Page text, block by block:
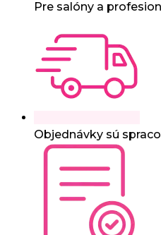
Pre salóny a
Objednávky sú